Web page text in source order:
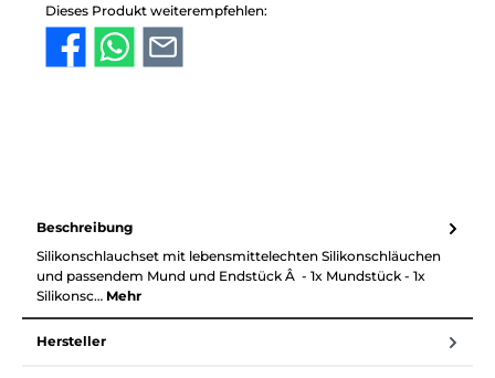
Dieses Produkt weiterempfehlen:
Beschreibung
Silikonschlauchset mit lebensmittelechten Silikonschläuchen
und passendem Mund und Endstück Â - 1x Mundstück - 1x
Silikonsc… Mehr
Hersteller